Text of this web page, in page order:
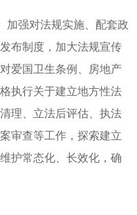
加强对法规实施、配套政
布制度，加大法规宣传
爱国卫生条例、房地产
执行关于建立地方性法
理、立法后评估、执法
审查等工作，探索建立
护常态化、长效化，确